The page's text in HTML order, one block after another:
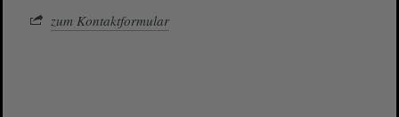
zum Kontaktformular